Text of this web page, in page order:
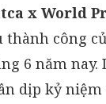
x World
thành công
6 năm nay.
dịp kỷ niệm